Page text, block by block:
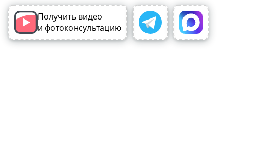
Получить видео
и фотоконсультацию